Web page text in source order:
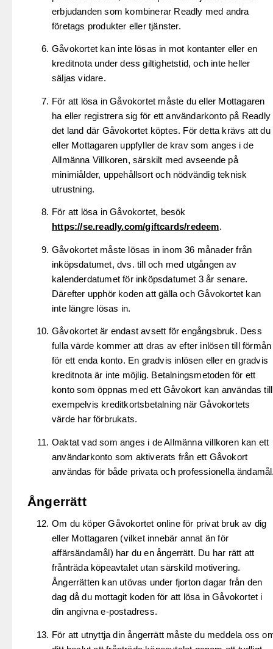
erbjudanden som kombinerar Readly med andra
företags produkter eller tjänster.
Gåvokortet kan inte lösas in mot kontanter eller en
kreditnota under dess giltighetstid, och inte heller
säljas vidare.
För att lösa in Gåvokortet måste du eller Mottagaren
ha eller registrera sig för ett användarkonto på Readly
det land där Gåvokortet köptes. För detta krävs att du
eller Mottagaren uppfyller de krav som anges i de
Allmänna Villkoren, särskilt med avseende på
minimiålder, uppehållsort och nödvändig teknisk
utrustning.
För att lösa in Gåvokortet, besök
https://se.readly.com/giftcards/redeem.
Gåvokortet måste lösas in inom 36 månader från
inköpsdatumet, dvs. till och med utgången av
kalenderdatumet för inköpsdatumet 3 år senare.
Därefter upphör koden att gälla och Gåvokortet kan
inte längre lösas in.
Gåvokortet är endast avsett för engångsbruk. Dess
fulla värde kommer att dras av efter inlösen till förmån
för ett enda konto. En gradvis inlösen eller en gradvis
kreditnota är inte möjlig. Betalningsmetoden för ett
konto som öppnas med ett Gåvokort kan användas till
exempelvis kreditkortsbetalning när Gåvokortets
värde har förbrukats.
Oaktat vad som anges i de Allmänna villkoren kan ett
användarkonto som aktiverats från ett Gåvokort
användas för både privata och professionella
Ångerrätt
Om du köper Gåvokortet online för privat bruk av dig
eller Mottagaren (vilket innebär annat än för
affärsändamål) har du en ångerrätt. Du har rätt att
frånträda köpeavtalet utan särskild motivering.
Ångerrätten kan utövas under fjorton dagar från den
dag då du mottagit koden för att lösa in Gåvokortet i
din angivna e-postadress.
För att utnyttja din ångerrätt måste du meddela oss